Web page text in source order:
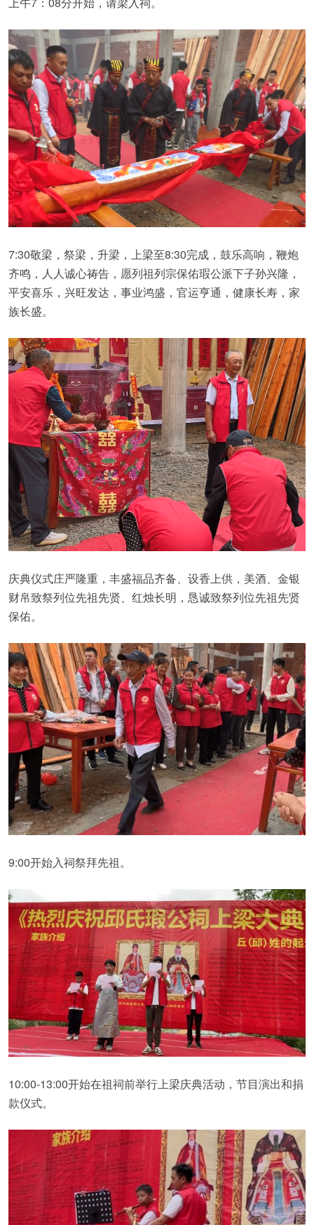
7:30敬梁，祭梁，升梁，上梁至8:30完成，鼓乐高响，鞭炮
齐鸣，人人诚心祷告，愿列祖列宗保佑瑕公派下子孙兴隆，
平安喜乐，兴旺发达，事业鸿盛，官运亨通，健康长寿，家
族长盛。
庆典仪式庄严隆重，丰盛福品齐备、设香上供，美酒、金银
财帛致祭列位先祖先贤、红烛长明，恳诚致祭列位先祖先贤
保佑。
9:00开始入祠祭拜先祖。
10:00-13:00开始在祖祠前举行上梁庆典活动，节目演出和捐
款仪式。